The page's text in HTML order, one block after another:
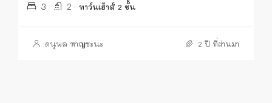
3 2 ทาว์นเฮ้าส์ 2 ชั้น
ดนุพล หาญชะนะ 2 ปี ที่ผ่านมา